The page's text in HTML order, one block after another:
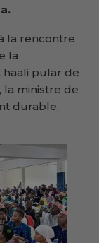
la rencontre
la
haali pular de
la ministre de
durable,